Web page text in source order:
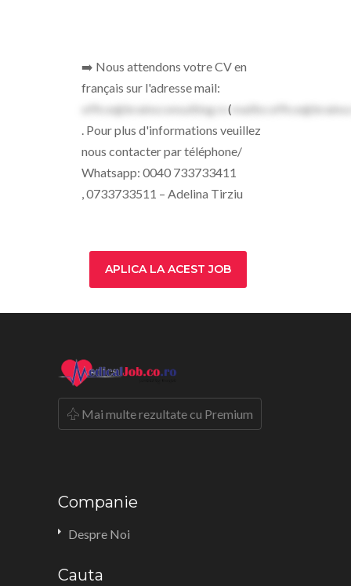
➡️ Nous attendons votre CV en
français sur l'adresse mail:
office@brainsconsulting.ro (
. Pour plus d'informations veuillez
nous contacter par téléphone/
Whatsapp: 0040 733733411
, 0733733511 – Adelina Tirziu
APLICA LA ACEST JOB
Mai multe rezultate cu Premium
Companie
Despre Noi
Cauta